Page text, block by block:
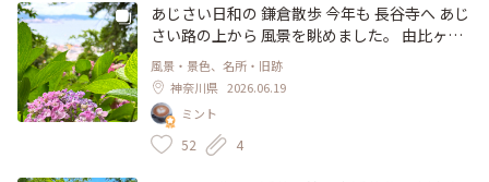
#鎌倉紫陽花の名所 #ひみつの絶景 #鎌倉 #長谷
#長谷寺 #神奈川
あじさい日和の 鎌倉散歩 今年も 長谷寺へ あじ
さい路の上から 風景を眺めました。 由比ヶ浜
から材木座方面の穏やかな海、 斜面に咲く 紫
陽花とのコラボレーションが美しい♡ いつま
でも 眺めていたい風景です。 この日は 当初雨
予報でしたが、ラッキーなことに 薄曇り🌤️ 午
後でしたが、元気な紫陽花を 見ることが出来
風景・景色、名所・旧跡
神奈川県 2026.06.19
ミント
52 4